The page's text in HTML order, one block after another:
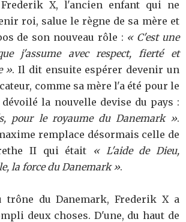
X, l'ancien enfant qui ne
roi, salue le règne de sa mère et
de son nouveau rôle : « C'est une
j'assume avec respect, fierté et
». Il dit ensuite espérer devenir un
comme sa mère l'a été pour le
la nouvelle devise du pays :
pour le royaume du Danemark ».
remplace désormais celle de
II qui était
« L'aide de Dieu,
la force du Danemark ».
trône du Danemark, Frederik X a
deux choses. D'une, du haut de